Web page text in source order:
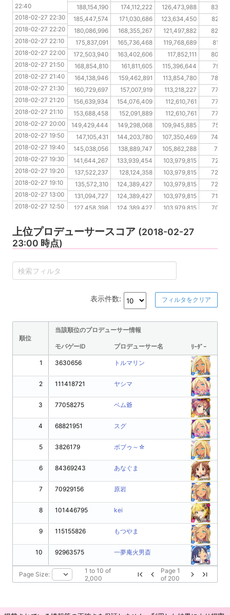
2018-02-27 22:30
188,154,190 174,112,222 126,473,988
2018-02-27 22:20
185,447,574 171,030,686 123,634,450
2018-02-27 22:10
180,086,996 168,355,267 121,497,882
2018-02-27 22:00
175,837,091 165,736,468 119,768,689
2018-02-27 21:50
172,503,940 163,402,606 117,852,111
2018-02-27 21:40
168,854,810 161,811,605 115,396,644
2018-02-27 21:30
164,138,946 159,462,891 113,854,780
2018-02-27 21:20
160,729,697 157,007,919 113,218,227
2018-02-27 21:10
156,639,934 154,076,409 112,610,761
2018-02-27 20:00
153,688,458 152,091,889 112,610,761
2018-02-27 19:50
149,429,444 149,298,068 109,945,885
2018-02-27 19:40
147,105,431 144,203,780 107,350,469
2018-02-27 19:30
145,038,056 138,889,747 105,862,288
2018-02-27 19:20
141,644,267 133,939,454 103,979,815
2018-02-27 19:10
137,522,237 128,124,358 103,979,815
2018-02-27 13:00
135,572,310 124,389,427 103,979,815
2018-02-27 12:50
131,094,727 124,389,427 103,979,815
2018-02-27 12:40
127,458,398 124,389,427 103,979,815
2018-02-27 12:20
124,389,427 121,706,335 103,683,665
2018-02-27 12:10
22:40
2018-02-27 22:30
2018-02-27 22:20
2018-02-27 22:10
2018-02-27 22:00
2018-02-27 21:50
2018-02-27 21:40
2018-02-27 21:30
2018-02-27 21:20
2018-02-27 21:10
2018-02-27 20:00
2018-02-27 19:50
2018-02-27 19:40
2018-02-27 19:30
2018-02-27 19:20
2018-02-27 19:10
2018-02-27 13:00
2018-02-27 12:50
2018-02-27 12:30
2018-02-27 12:20
上位プロデューサースコア (2018-02-27
23:00 時点)
表示件数: フィルタをクリア
順位
当該順位のプロデューサー情報
モバゲーID プロデューサー名 ﾘｰﾀﾞｰ
1
2
3
4
5
6
7
8
9
10
3630656 トルマリン
111418721 ヤシマ
77058275 ベム爺
68821951 スグ
3826179 ボブゥ～☆
84369243 あなぐま
70929156 原岩
101446795 kei
115155826 もつやま
92963575 一夢庵火男斎
Page Size: 1 to 10 of
2,000
Page 1
of 200